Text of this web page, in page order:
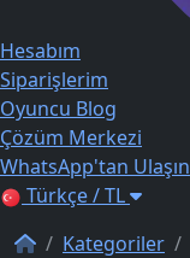
Hesabım
Siparişlerim
Oyuncu Blog
Çözüm Merkezi
WhatsApp'tan Ulaşın
Türkçe / TL
Kategoriler